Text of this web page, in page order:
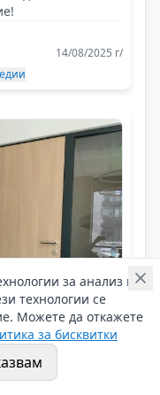
14/08/2025 г/
ако все
за анализ на
технологии се
Можете да откажете
за бисквитки